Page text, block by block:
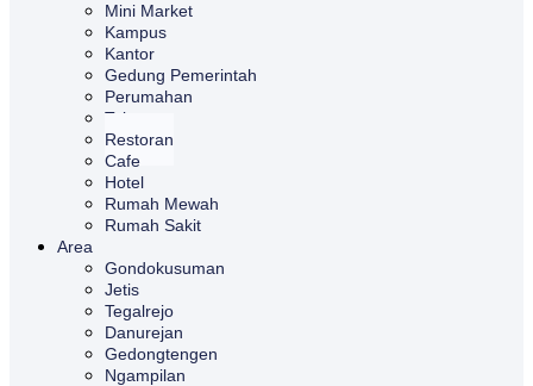
Mini Market
Kampus
Kantor
Gedung Pemerintah
Perumahan
Toko
Restoran
Cafe
Hotel
Rumah Mewah
Rumah Sakit
Area
Gondokusuman
Jetis
Tegalrejo
Danurejan
Gedongtengen
Ngampilan